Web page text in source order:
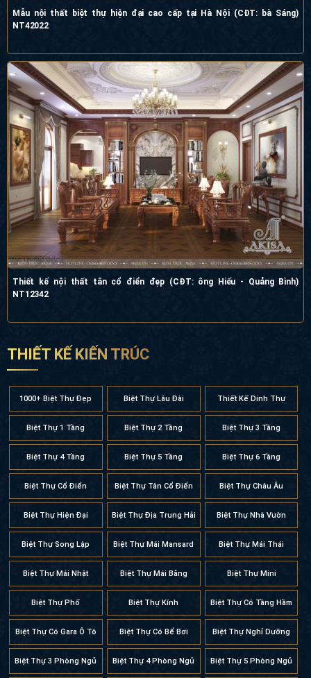
Mẫu nội thất biệt thự hiện đại cao cấp tại Hà Nội (CĐT: bà Sáng)
NT42022
Thiết kế nội thất tân cổ điển đẹp (CĐT: ông Hiếu - Quảng Bình)
NT12342
THIẾT KẾ KIẾN TRÚC
1000+ Biệt Thự Đẹp Biệt Thự Lâu Đài Thiết Kế Dinh Thự
Biệt Thự 1 Tầng Biệt Thự 2 Tầng Biệt Thự 3 Tầng
Biệt Thự 4 Tầng Biệt Thự 5 Tầng Biệt Thự 6 Tầng
Biệt Thự Cổ Điển Biệt Thự Tân Cổ Điển Biệt Thự Châu Âu
Biệt Thự Hiện Đại Biệt Thự Địa Trung Hải Biệt Thự Nhà Vườn
Biệt Thự Song Lập Biệt Thự Mái Mansard Biệt Thự Mái Thái
Biệt Thự Mái Nhật Biệt Thự Mái Bằng Biệt Thự Mini
Biệt Thự Phố Biệt Thự Kính Biệt Thự Có Tầng Hầm
Biệt Thự Có Gara Ô Tô Biệt Thự Có Bể Bơi Biệt Thự Nghỉ Dưỡng
Biệt Thự 3 Phòng Ngủ Biệt Thự 4 Phòng Ngủ Biệt Thự 5 Phòng Ngủ